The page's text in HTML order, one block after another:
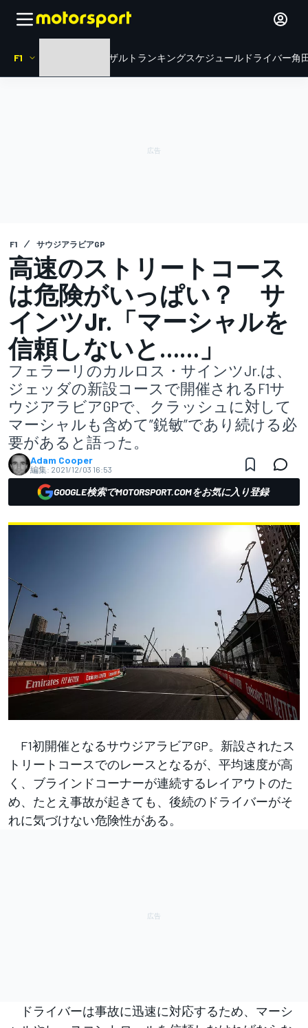
F1 リザルト ランキングスケジュール ドライバー角
F1 サウジアラビアGP
高速のストリートコース
は危険がいっぱい？ サ
インツJr.「マーシャルを
信頼しないと……」
フェラーリのカルロス・サインツJr.は、
ジェッダの新設コースで開催されるF1サ
ウジアラビアGPで、クラッシュに対して
マーシャルも含めて”鋭敏”であり続ける必
要があると語った。
Adam Cooper
編集: 2021/12/03 16:53
GOOGLE検索でMOTORSPORT.COMをお気に入り登録
F1初開催となるサウジアラビアGP。新設されたス
トリートコースでのレースとなるが、平均速度が高
く、ブラインドコーナーが連続するレイアウトのた
め、たとえ事故が起きても、後続のドライバーがそ
れに気づけない危険性がある。
ドライバーは事故に迅速に対応するため、マーシ